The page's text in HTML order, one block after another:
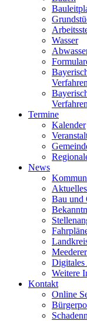
Wasser
Verfahren
Termine
Kalender
News
Bau und
Weitere
Kontakt
Online